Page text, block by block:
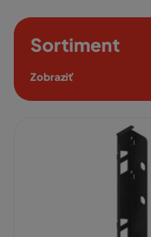
Sortiment
Zobraziť